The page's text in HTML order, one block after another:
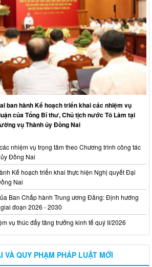
ban hành Kế hoạch triển khai các nhiệm vụ
của Tổng Bí thư, Chủ tịch nước Tô Lâm tại
vụ Thành ủy Đồng Nai
nhiệm vụ trọng tâm theo Chương trình công tác
Đồng Nai
Kế hoạch triển khai thực hiện Nghị quyết Đại
Nai
Ban Chấp hành Trung ương Đảng: Định hướng
đoạn 2026 - 2030
vụ thúc đẩy tăng trưởng kinh tế quý II/2026
VÀ QUY PHẠM PHÁP LUẬT MỚI